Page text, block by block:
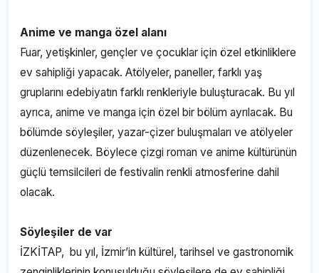
Anime ve manga özel alanı
Fuar, yetişkinler, gençler ve çocuklar için özel etkinliklere
ev sahipliği yapacak. Atölyeler, paneller, farklı yaş
gruplarını edebiyatın farklı renkleriyle buluşturacak. Bu yıl
ayrıca, anime ve manga için özel bir bölüm ayrılacak. Bu
bölümde söyleşiler, yazar-çizer buluşmaları ve atölyeler
düzenlenecek. Böylece çizgi roman ve anime kültürünün
güçlü temsilcileri de festivalin renkli atmosferine dahil
olacak.
Söyleşiler de var
İZKİTAP, bu yıl, İzmir’in kültürel, tarihsel ve gastronomik